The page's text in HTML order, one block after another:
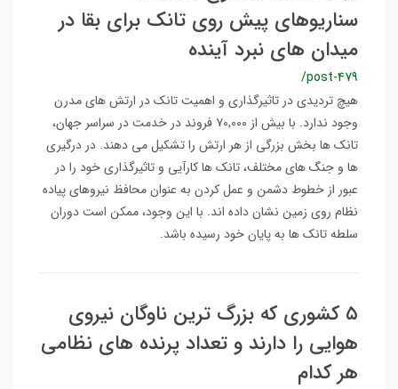
سناریوهای پیش روی تانک برای بقا در
میدان های نبرد آینده
/post-479
هیچ تردیدی در تاثیرگذاری و اهمیت تانک در ارتش های مدرن
وجود ندارد. با بیش از ۷۰,۰۰۰ فروند در خدمت در سراسر جهان،
تانک ها بخش بزرگی از هر ارتش را تشکیل می دهند. در درگیری
ها و جنگ های مختلف، تانک ها کارآیی و تاثیرگذاری خود را در
عبور از خطوط دشمن و عمل کردن به عنوان محافظ نیروهای پیاده
نظام روی زمین نشان داده اند. با این وجود، ممکن است دوران
سلطه تانک ها به پایان خود رسیده باشد.
۵ کشوری که بزرگ ترین ناوگان نیروی
هوایی را دارند و تعداد پرنده های نظامی
هر کدام